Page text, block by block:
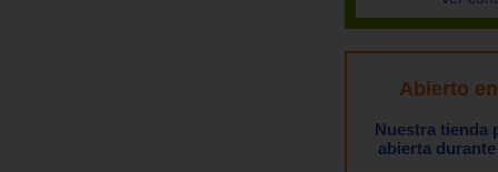
Abierto
Nuestra tienda
abierta